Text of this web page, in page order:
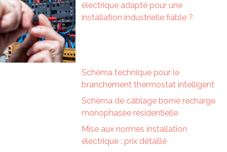
électrique adapté pour une
installation industrielle fiable ?
Schéma technique pour le
branchement thermostat intelligent
Schéma de câblage borne recharge
monophasée résidentielle
Mise aux normes installation
électrique : prix détaillé